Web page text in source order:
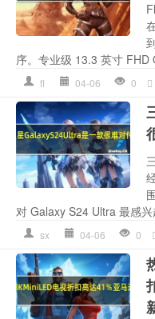
序。专业级 13.3 英寸 FHD
fl 04-06 0
对 Galaxy S24 Ultra 最感
sx 04-06 0